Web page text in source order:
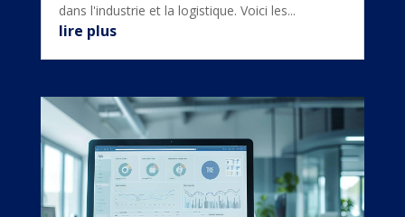
dans l'industrie et la logistique. Voici les...
lire plus